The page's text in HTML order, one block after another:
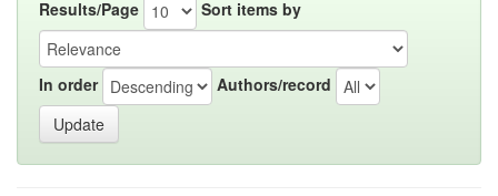
Results/Page Sort items by
In order Authors/record